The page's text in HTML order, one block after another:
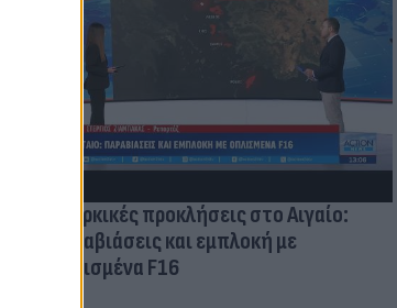
Τουρκικές προκλήσεις στο Αιγαίο:
Παραβιάσεις και εμπλοκή με
οπλισμένα F16